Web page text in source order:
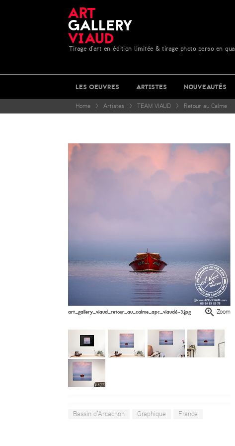
Tirage d'art en édition limitée & tirage photo perso en
LES OEUVRES ARTISTES NOUVEAUTÉS
Home > Artistes > TEAM VIAUD > Retour au Calme
art_gallery_viaud_retour_au_calme_apc_viaud6-3.jpg Zoom
Bassin d'Arcachon Graphique France